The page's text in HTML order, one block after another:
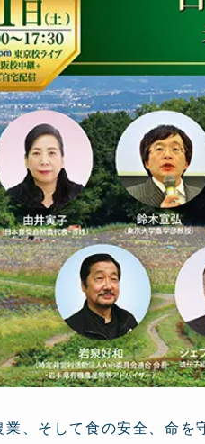
、そして食の安全、命を